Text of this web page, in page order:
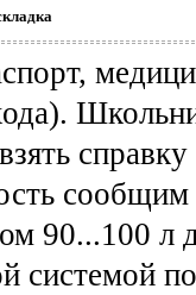
90...100 л
системой